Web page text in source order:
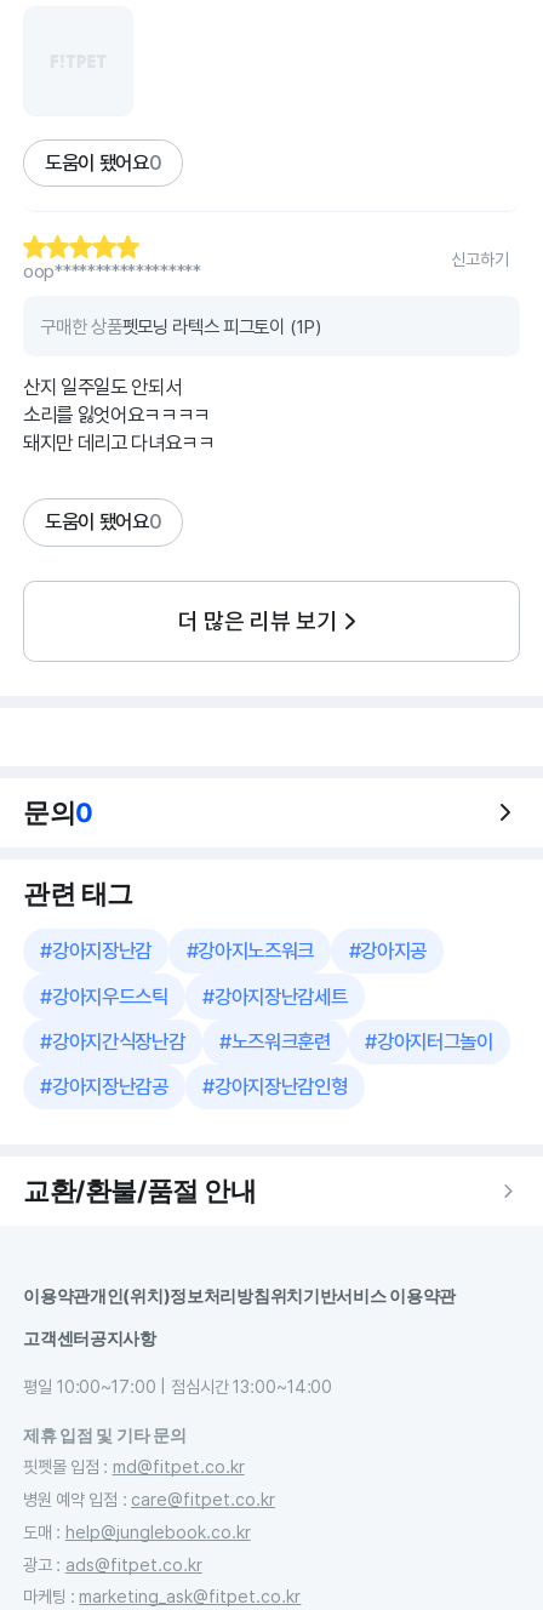
도움이 됐어요0
oop******************
신고하기
구매한 상품펫모닝 라텍스 피그토이 (1P)
산지 일주일도 안되서
소리를 잃엇어요ㅋㅋㅋㅋ
돼지만 데리고 다녀요ㅋㅋ
도움이 됐어요0
더 많은 리뷰 보기
문의0
관련 태그
#강아지장난감 #강아지노즈워크 #강아지공
#강아지우드스틱 #강아지장난감세트
#강아지간식장난감 #노즈워크훈련 #강아지터그놀이
#강아지장난감공 #강아지장난감인형
교환/환불/품절 안내
이용약관개인(위치)정보처리방침위치기반서비스 이용약관
고객센터공지사항
평일 10:00~17:00 | 점심시간 13:00~14:00
제휴 입점 및 기타 문의
핏펫몰 입점 : md@fitpet.co.kr
병원 예약 입점 : care@fitpet.co.kr
도매 : help@junglebook.co.kr
광고: ads@fitpet.co.kr
마케팅 : marketing_ask@fitpet.co.kr